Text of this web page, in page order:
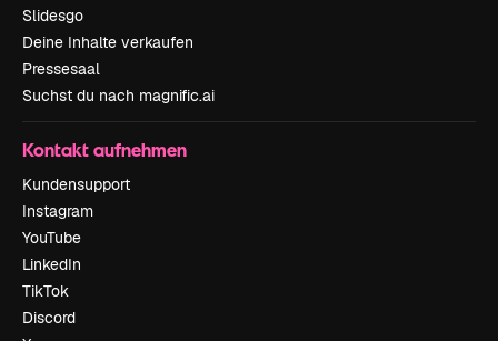
Slidesgo
Deine Inhalte verkaufen
Pressesaal
Suchst du nach magnific.ai
Kontakt aufnehmen
Kundensupport
Instagram
YouTube
LinkedIn
TikTok
Discord